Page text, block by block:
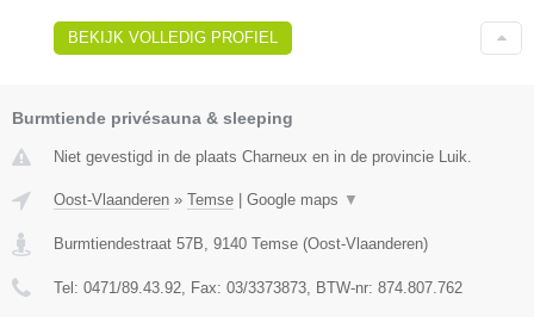
BEKIJK VOLLEDIG PROFIEL
Burmtiende privésauna & sleeping
Niet gevestigd in de plaats Charneux en in de provincie Luik.
Oost-Vlaanderen » Temse Google maps ▼
Burmtiendestraat 57B, 9140 Temse (Oost-Vlaanderen)
Tel: 0471/89.43.92, Fax: 03/3373873, BTW-nr: 874.807.762